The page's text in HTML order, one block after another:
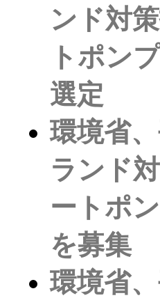
ンド対
トポン
選定
環境省
ランド
ートポ
を募集
環境省